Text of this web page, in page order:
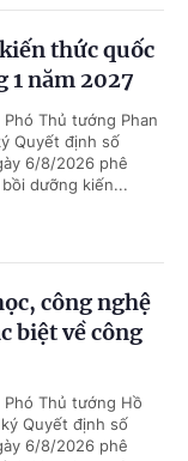
thức quốc
1 năm 2027
Thủ tướng Phan
Quyết định số
6/8/2026 phê
dưỡng kiến...
công nghệ
biệt về công
Thủ tướng Hồ
Quyết định số
6/8/2026 phê